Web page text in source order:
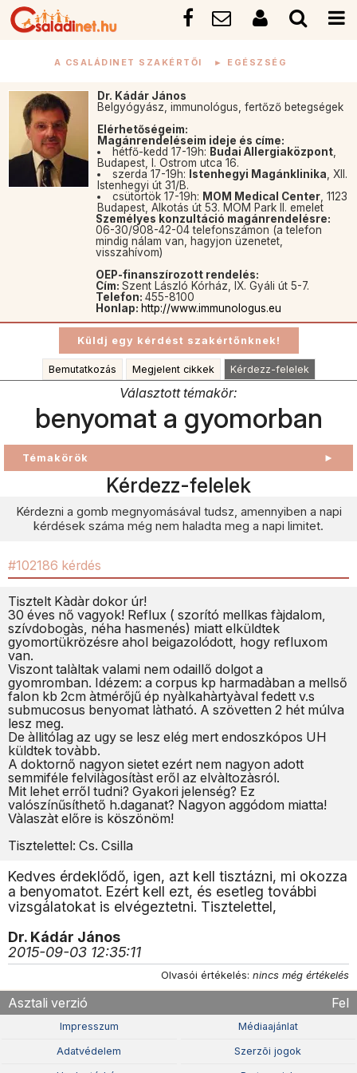
A CSALÁDINET SZAKÉRTŐI ► EGÉSZSÉG
Dr. Kádár János
Belgyógyász, immunológus, fertőző betegségek
Elérhetőségeim:
Magánrendeléseim ideje és címe:
hétfő-kedd 17-19h: Budai Allergiaközpont,
Budapest, I. Ostrom utca 16.
szerda 17-19h:
Istenhegyi Magánklinika , XII.
Istenhegyi út 31/B.
csütörtök 17-19h: MOM Medical Center, 1123
Budapest, Alkotás út 53. MOM Park II. emelet
Személyes konzultáció magánrendelésre:
06-30/908-42-04 telefonszámon (a telefon
mindig nálam van, hagyjon üzenetet,
visszahívom)
OEP-finanszírozott rendelés:
Cím: Szent László Kórház, IX. Gyáli út 5-7.
Telefon: 455-8100
Honlap: http://www.immunologus.eu
Bemutatkozás Megjelent cikkek Kérdezz-felelek
Választott témakör:
benyomat a gyomorban
Témakörök ►
Kérdezz-felelek
Kérdezni a gomb megnyomásával tudsz, amennyiben a napi
kérdések száma még nem haladta meg a napi limitet.
#102186 kérdés
Tisztelt Kàdàr dokor úr!
30 éves nő vagyok! Reflux ( szorító mellkas fàjdalom,
szívdobogàs, néha hasmenés) miatt elküldtek
gyomortükrözésre ahol beigazolódott, hogy refluxom
van.
Viszont talàltak valami nem odaillő dolgot a
gyomromban. Idézem: a corpus kp harmadàban a mellső
falon kb 2cm àtmérőjű ép nyàlkahàrtyàval fedett v.s
submucosus benyomat làtható. A szövetten 2 hét múlva
lesz meg.
De àllitólag az ugy se lesz elég mert endoszkópos UH
küldtek tovàbb.
A doktornő nagyon sietet ezért nem nagyon adott
semmiféle felvilàgosítàst eről az elvàltozàsról.
Mit lehet erről tudni? Gyakori jelenség? Ez
valószínűsíthető h.daganat? Nagyon aggódom miatta!
Vàlaszàt előre is köszönöm!
Tisztelettel: Cs. Csilla
Kedves érdeklődő, igen, azt kell tisztázni, mi okozza
a benyomatot. Ezért kell ezt, és esetleg további
vizsgálatokat is elvégeztetni. Tisztelettel,
Dr. Kádár János
2015-09-03 12:35:11
Olvasói értékelés: nincs még értékelés
Asztali verzió Fel
Impresszum Médiaajánlat
Adatvédelem Szerzõi jogok